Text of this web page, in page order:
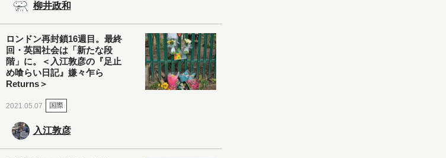
柳井政和
ロンドン再封鎖16週目。最終
回・英国社会は「新たな段
階」に。＜入江敦彦の『足止
め喰らい日記』嫌々乍ら
Returns＞
2021.05.07 国際
入江敦彦